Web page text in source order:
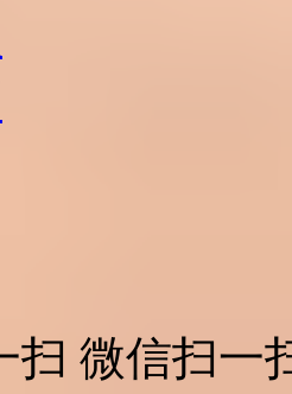
微信扫一